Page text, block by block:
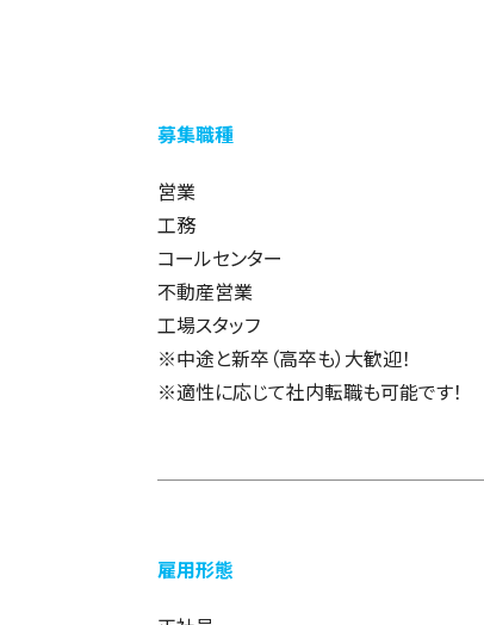
募集職種
営業
工務
コールセンター
不動産営業
工場スタッフ
中途と新卒（高卒も）大歓迎！
適性に応じて社内転職も可能です！
雇用形態